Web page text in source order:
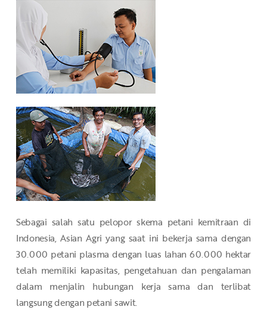
Sebagai salah satu pelopor skema petani kemitraan di
Indonesia, Asian Agri yang saat ini bekerja sama dengan
30.000 petani plasma dengan luas lahan 60.000 hektar
telah memiliki kapasitas, pengetahuan dan pengalaman
dalam menjalin hubungan kerja sama dan terlibat
langsung dengan petani sawit.